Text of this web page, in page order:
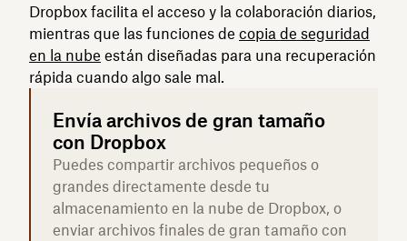
Dropbox facilita el acceso y la colaboración diarios,
mientras que las funciones de copia de seguridad
en la nube están diseñadas para una recuperación
rápida cuando algo sale mal.
Envía archivos de gran tamaño
con Dropbox
Puedes compartir archivos pequeños o
grandes directamente desde tu
almacenamiento en la nube de Dropbox, o
enviar archivos finales de gran tamaño con